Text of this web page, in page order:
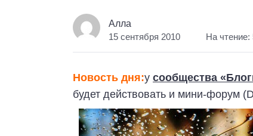
Алла
15 сентября 2010 На чтение:
Новость дня:у сообщества
будет действовать и мини-форум